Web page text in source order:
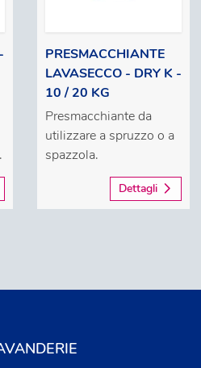
PRESMACCHIANTE
LAVASECCO - DRY K -
10 / 20 KG
Presmacchiante da
utilizzare a spruzzo o a
spazzola.
Dettagli